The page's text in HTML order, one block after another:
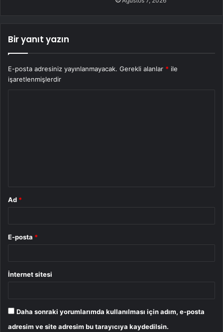
Bir yanıt yazın
E-posta adresiniz yayınlanmayacak. Gerekli alanlar * ile
işaretlenmişlerdir
Ad *
E-posta *
İnternet sitesi
Daha sonraki yorumlarımda kullanılması için adım, e-posta
adresim ve site adresim bu tarayıcıya kaydedilsin.